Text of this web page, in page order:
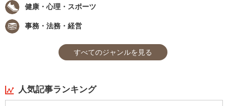
健康・心理・スポーツ
事務・法務・経営
すべてのジャンルを見る
人気記事ランキング